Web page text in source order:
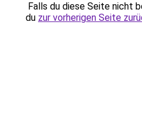
Falls du diese Seite nicht
du zur vorherigen Seite